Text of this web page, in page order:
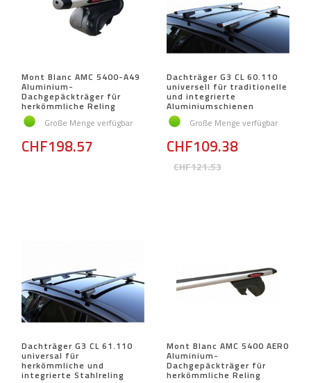
Mont Blanc AMC 5400-A49
Aluminium-
Dachgepäckträger für
herkömmliche Reling
Große Menge verfügbar
CHF198.57
Dachträger G3 CL 60.110
universell für traditionelle
und integrierte
Aluminiumschienen
Große Menge verfügbar
CHF121.53
CHF109.38
Dachträger G3 CL 61.110
universal für
herkömmliche und
integrierte Stahlreling
Mont Blanc AMC 5400 AERO
Aluminium-
Dachgepäckträger für
herkömmliche Reling